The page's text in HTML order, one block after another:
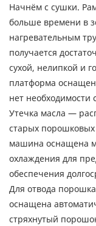
Начнём с сушки.
больше времени в
нагревательным
получается
сухой, нелипкой и
платформа
нет
Утечка масла —
старых
машина оснащена
охлаждения для
обеспечения
Для отвода
оснащена
стряхнутый